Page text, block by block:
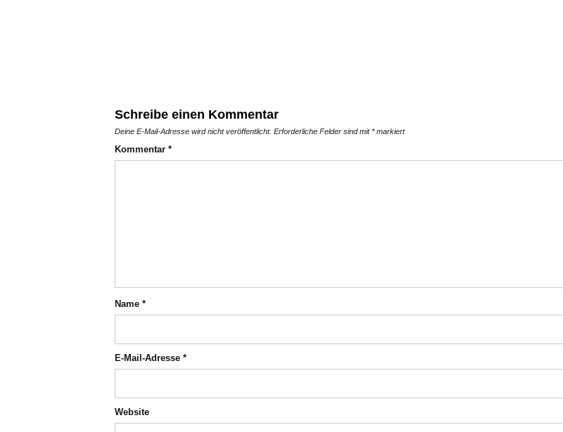
Schreibe einen Kommentar
Deine E-Mail-Adresse wird nicht veröffentlicht. Erforderliche Felder sind mit*markiert
Kommentar *
Name *
E-Mail-Adresse *
Website